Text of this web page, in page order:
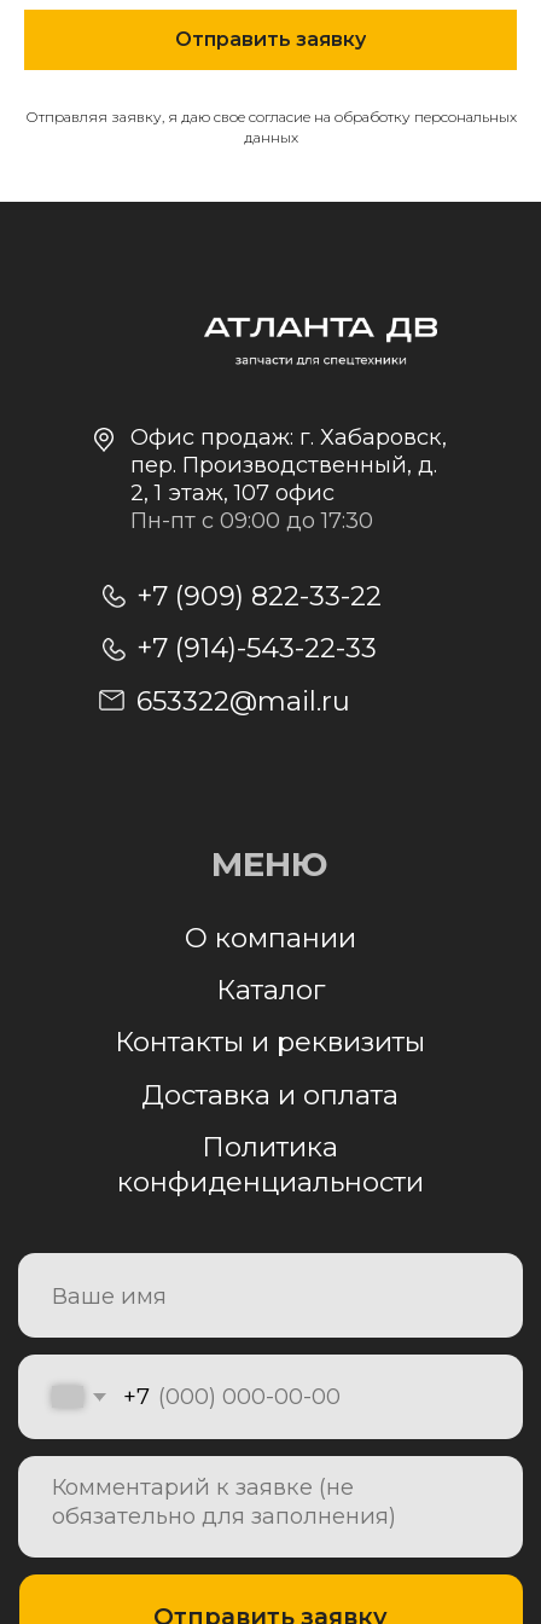
Отправить заявку
Отправляя заявку, я даю свое согласие на обработку персональных
данных
О компании
Контакты и реквизиты
Политика
Отправляя заявку, я даю согласие на
обработку персональных данных